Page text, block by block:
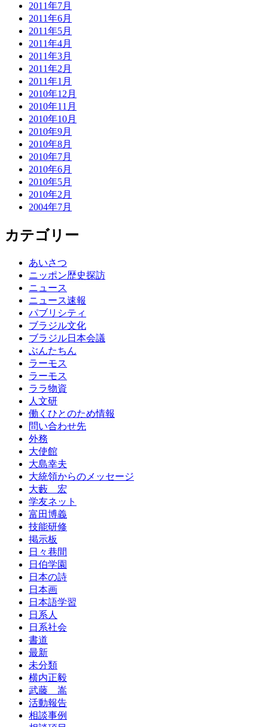
2011年7月
2011年6月
2011年5月
2011年4月
2011年3月
2011年2月
2011年1月
2010年12月
2010年11月
2010年10月
2010年9月
2010年8月
2010年7月
2010年6月
2010年5月
2010年2月
2004年7月
カテゴリー
あいさつ
ニッポン歴史探訪
ニュース
ニュース速報
パブリシティ
ブラジル文化
ブラジル日本会議
ぶんたちん
ラーモス
ラーモス
ララ物資
人文研
働くひとのため情報
問い合わせ先
外務
大使館
大島幸夫
大統領からのメッセージ
大藪 宏
学友ネット
富田博義
技能研修
掲示板
日々巷間
日伯学園
日本の詩
日本画
日本語学習
日系人
日系社会
書道
最新
未分類
横内正毅
武藤 嵩
活動報告
相談事例